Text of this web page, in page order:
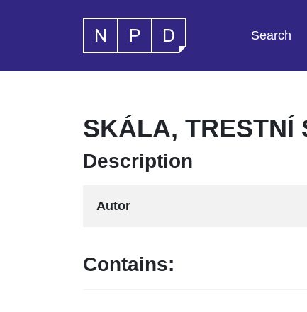
Search
SKÁLA, TRESTNÍ
Description
Autor
Contains: